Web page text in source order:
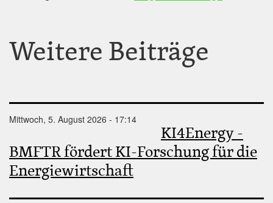
Weitere Beiträge
Mittwoch, 5. August 2026 - 17:14
KI4Energy -
BMFTR fördert KI-Forschung für die
Energiewirtschaft